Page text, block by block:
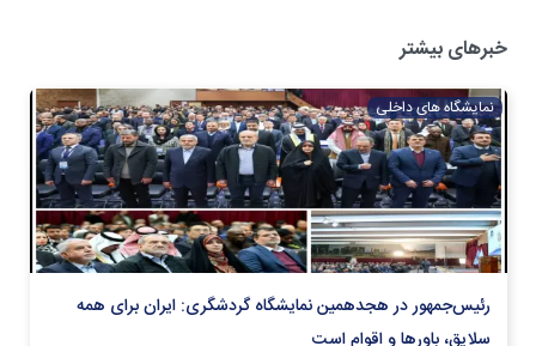
خبرهای بیشتر
نمایشگاه های داخلی
رئیس‌جمهور در هجدهمین نمایشگاه گردشگری: ایران برای همه